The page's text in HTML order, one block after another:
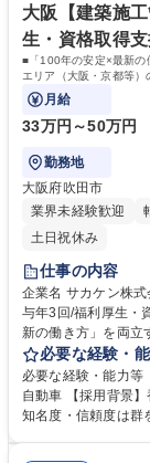
大 専修学校 高校 語
大阪【建築施
生・資格取得
■「100年の安定×最新の
エリア（大阪・京都等）
工管理業務をお任せしま
月給
33万円～50万円
勤務地
大阪府吹田市
業界未経験歓迎
土日祝休み
仕事の内容
企業名 サカケン株式会社 求人名 大阪【建築施工管理】年
与年3回/福利厚生・資格取得支援も
新の働き方」を両立
ア（大阪・京都等）
物の現場施工管理業務をお任せしま
監督業務■案件にも
書類作成業務の残業
必要な経験・
必要な経験・能力等 【必須
自動車 【採用背景】香川県内で設立100年を超える歴史があり、地元での
知名度・信頼度は群